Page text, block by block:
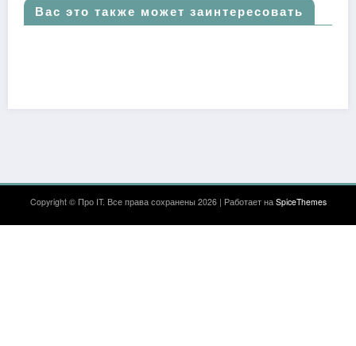
Вас это также может заинтересовать
Copyright © Про IT. Все права сохранены 2026 | Работает на SpiceThemes